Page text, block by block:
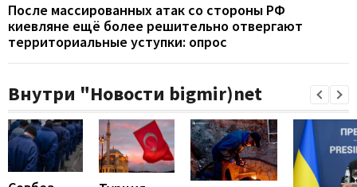
После массированных атак со стороны РФ
киевляне ещё более решительно отвергают
территориальные уступки: опрос
Внутри "Новости bigmir)net